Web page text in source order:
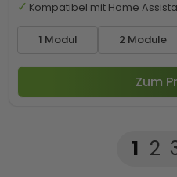
1 Modul 2 Module
Kompatibel mit Home
Zum
1 2